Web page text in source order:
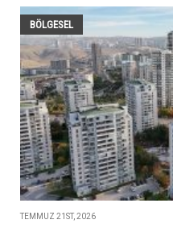
BÖLGESEL
TEMMUZ 21ST, 2026